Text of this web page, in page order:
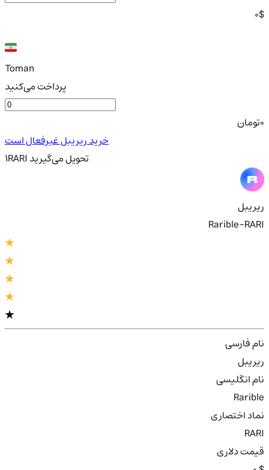
0$
Toman
پرداخت می‌کنید
تومان
خرید ریریبل غیرفعال است
1RARI تحویلمی‌گیرید
ریریبل
Rarible-RARI
نام فارسی
ریریبل
نام انگلیسی
Rarible
نماد اختصاری
RARI
قیمت دلاری